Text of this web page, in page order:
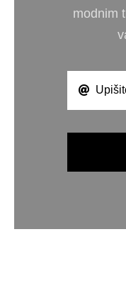
modnim